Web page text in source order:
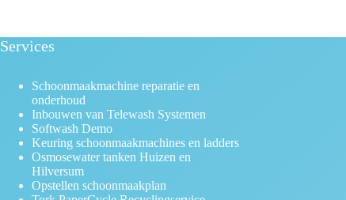
Services
Schoonmaakmachine reparatie en
onderhoud
Inbouwen van Telewash Systemen
Softwash Demo
Keuring schoonmaakmachines en ladders
Osmosewater tanken Huizen en
Hilversum
Opstellen schoonmaakplan